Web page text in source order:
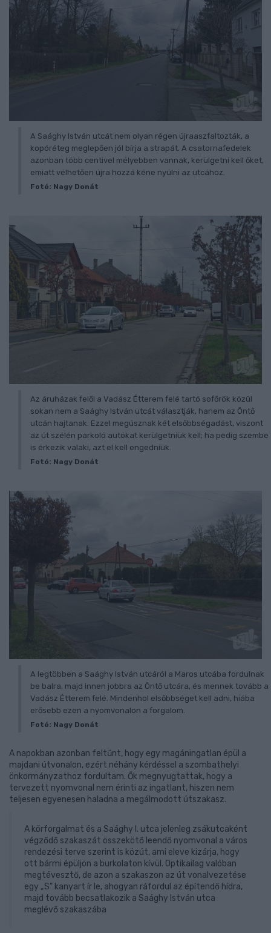
A Saághy István utcát nem olyan régen újraaszfaltozták, a
kopóréteg meglepően jól bírja a strapát. A csatornafedelek
azonban több centivel mélyebben vannak, kerülgetni kell őket,
emiatt vélhetően újra hozzá kéne nyúlni az utcához.
Fotó: Nagy Donát
Az áruházak felől a Vadász Étterem felé tartó sofőrök közül
sokan nem a Saághy István utcát választják, hanem az Öntő
utcán hajtanak. Ezzel megúsznak két elsőbbségadást, viszont
az út szélén parkoló autókat kerülgetniük kell; ha pedig szembe
is érkezik valaki, azt el kell engedniük.
Fotó: Nagy Donát
A legtöbben a Saághy István utcáról a Maros utcába fordulnak
be balra, majd innen jobbra az Öntő utcára, és mennek tovább a
Vadász Étterem felé. Mindenhol elsőbbséget kell adni, hiába
erősebb ezen a nyomvonalon a forgalom.
Fotó: Nagy Donát
A napokban azonban feltűnt, hogy egy magáningatlan épül a
majdani útvonalon, ezért néhány kérdéssel a szombathelyi
önkormányzathoz fordultam. Ők megnyugtattak, hogy a
tervezett nyomvonal nem érinti az ingatlant, hiszen nem
teljesen egyenesen haladna a megálmodott útszakasz.
A körforgalmat és a Saághy I. utca jelenleg zsákutcaként
végződő szakaszát összekötő leendő nyomvonal a város
rendezési terve szerint is közút, ami eleve kizárja, hogy
ott bármi épüljön a burkolaton kívül. Optikailag valóban
megtévesztő, de azon a szakaszon az út vonalvezetése
egy „S" kanyart ír le, ahogyan ráfordul az építendő hídra,
majd tovább becsatlakozik a Saághy István utca
meglévő szakaszába